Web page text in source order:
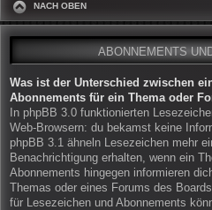
NACH OBEN
ABONNEMENTS
Was ist der Unterschied zwischen
Abonnements für ein Thema oder
In phpBB 3.0 funktionierten
Web-Browsern: du bekamst keine
phpBB 3.1 ähneln Lesezeichen mehr
Benachrichtigung erhalten, wenn ein
Abonnements hingegen informieren
Themas oder eines Forums des
für Lesezeichen und Abonnements